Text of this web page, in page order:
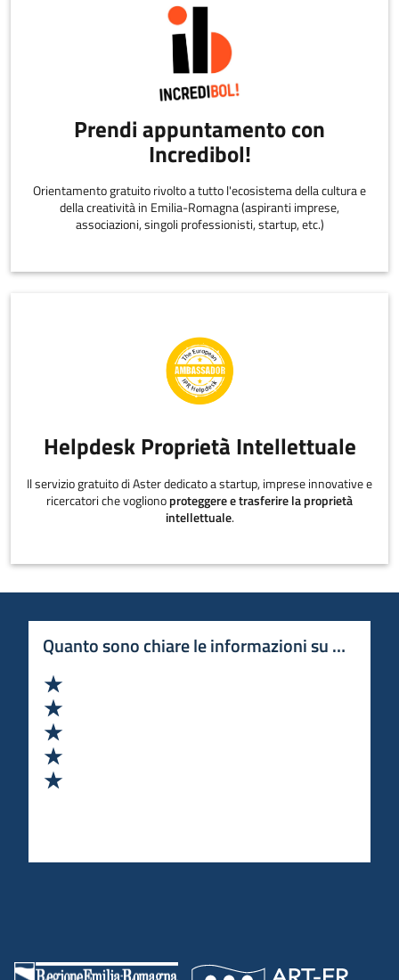
Prendi appuntamento con
Incredibol!
Orientamento gratuito rivolto a tutto l'ecosistema della cultura e
della creatività in Emilia-Romagna (aspiranti imprese,
associazioni, singoli professionisti, startup, etc.)
Helpdesk Proprietà Intellettuale
Il servizio gratuito di Aster dedicato a startup, imprese innovative e
ricercatori che voglionoproteggere e trasferire la proprietà
intellettuale.
Quanto sono chiare le informazioni su questa